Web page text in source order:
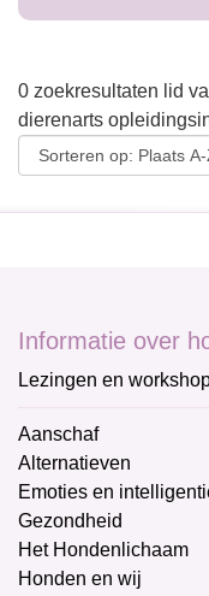
0 zoekresultaten lid
dierenarts
Informatie over
Lezingen en
Aanschaf
Alternatieven
Emoties en
Gezondheid
Het Hondenlichaam
Honden en wij